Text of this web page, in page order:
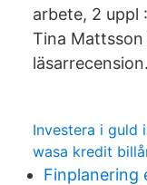
arbete, 2 uppl
Tina Mattsson
läsarrecension.
Investera i guld
wasa kredit
Finplanering